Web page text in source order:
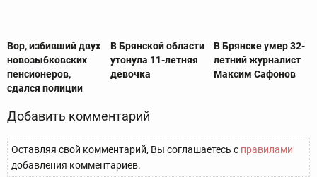
Вор, избивший двух
новозыбковских
пенсионеров,
сдался полиции
В Брянской области
утонула 11-летняя
девочка
В Брянске умер 32-
летний журналист
Максим Сафонов
Добавить комментарий
Оставляя свой комментарий, Вы соглашаетесь с правилами
добавления комментариев.